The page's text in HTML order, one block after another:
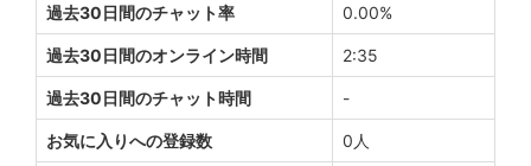
過去30日間のチャット率 0.00%
過去30日間のオンライン時間 2:35
過去30日間のチャット時間 -
お気に入りへの登録数 0人